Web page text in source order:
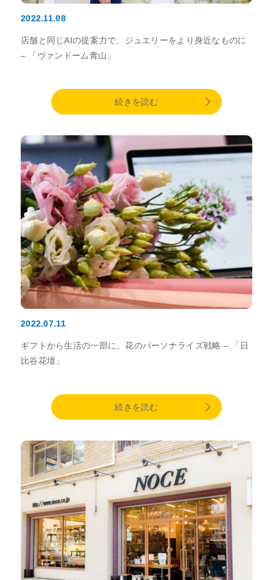
2022.11.08
店舗と同じAIの提案力で、ジュエリーをより身近なものに
– 「ヴァンドーム青山」
続きを読む
2022.07.11
ギフトから生活の一部に、花のパーソナライズ戦略 – 「日
比谷花壇」
続きを読む